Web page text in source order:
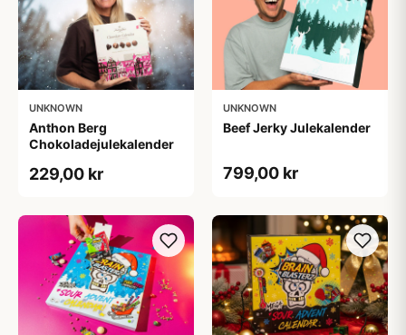
UNKNOWN
Anthon Berg
Chokoladejulekalender
229,00 kr
UNKNOWN
Beef Jerky Julekalender
799,00 kr